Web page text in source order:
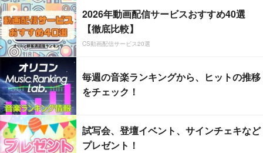
2026年動画配信サービスおすすめ40選
【徹底比較】
CS動画配信サービス20選
毎週の音楽ランキングから、ヒットの推移
をチェック！
試写会、登壇イベント、サインチェキなど
プレゼント！